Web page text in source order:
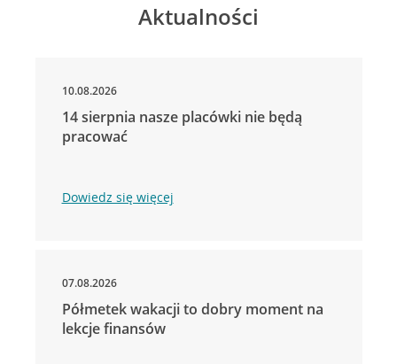
Aktualności
10.08.2026
14 sierpnia nasze placówki nie będą
pracować
Dowiedz się więcej
07.08.2026
Półmetek wakacji to dobry moment na
lekcje finansów